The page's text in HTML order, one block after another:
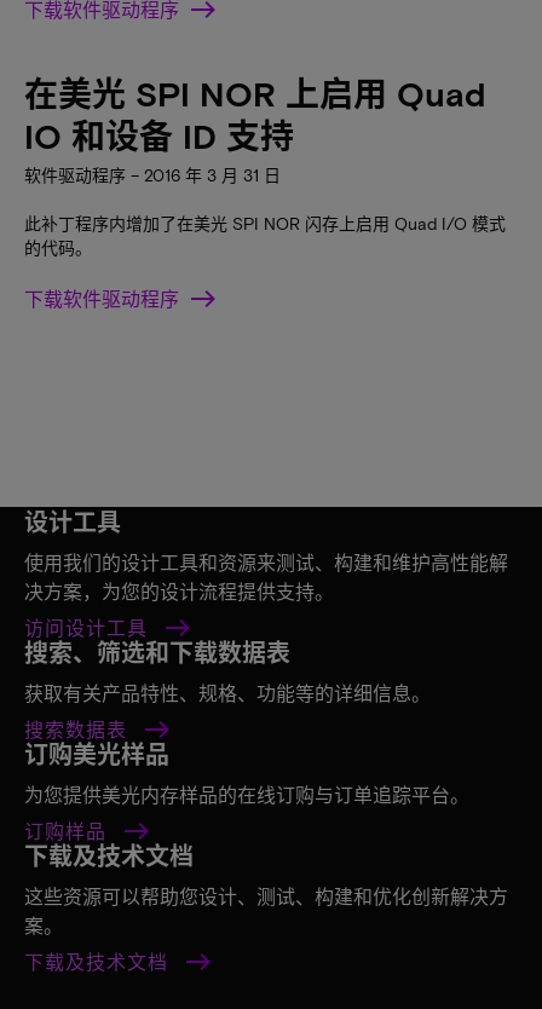
下载软件驱动程序
在美光 SPI NOR 上启用 Quad
IO 和设备 ID 支持
软件驱动程序 – 2016 年 3 月 31 日
此补丁程序内增加了在美光 SPI NOR 闪存上启用 Quad I/O 模式
的代码。
下载软件驱动程序
设计工具
使用我们的设计工具和资源来测试、构建和维护高性能解
决方案，为您的设计流程提供支持。
访问设计工具
搜索、筛选和下载数据表
获取有关产品特性、规格、功能等的详细信息。
搜索数据表
订购美光样品
为您提供美光内存样品的在线订购与订单追踪平台。
订购样品
下载及技术文档
这些资源可以帮助您设计、测试、构建和优化创新解决方
案。
下载及技术文档